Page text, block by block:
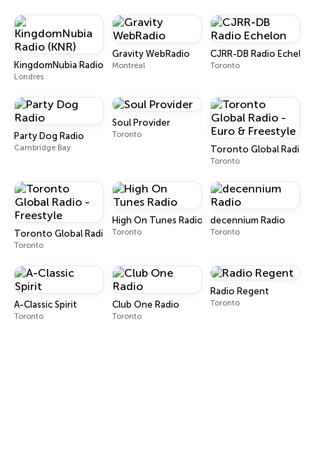
KingdomNubia Radio (KNR)
Londres
Gravity WebRadio
Montréal
CJRR-DB Radio Echelon
Toronto
Party Dog Radio
Cambridge Bay
Soul Provider
Toronto
Toronto Global Radio -
Toronto
Toronto Global Radio - Freestyle
Toronto
High On Tunes Radio
Toronto
decennium Radio
Toronto
A-Classic Spirit
Toronto
Club One Radio
Toronto
Radio Regent
Toronto